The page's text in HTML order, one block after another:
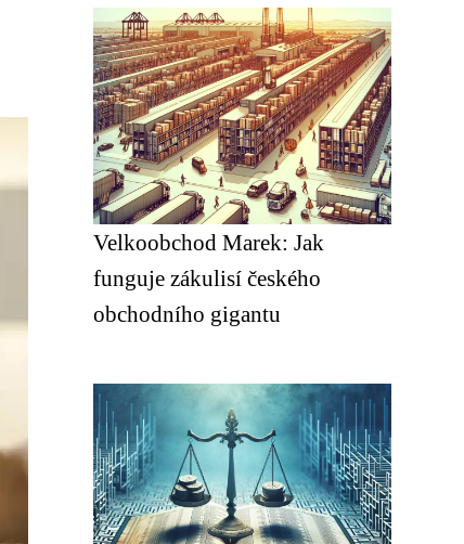
Velkoobchod Marek: Jak
funguje zákulisí českého
obchodního gigantu